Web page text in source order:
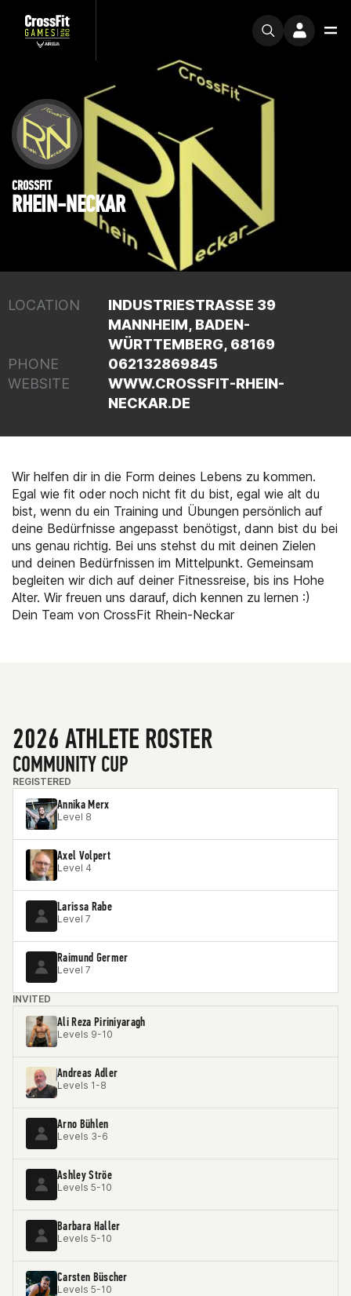
CROSSFIT
RHEIN-NECKAR
LOCATION
INDUSTRIESTRASSE 39
MANNHEIM, BADEN-
WÜRTTEMBERG, 68169
PHONE
062132869845
WEBSITE
WWW.CROSSFIT-RHEIN-
NECKAR.DE
Wir helfen dir in die Form deines Lebens zu kommen.
Egal wie fit oder noch nicht fit du bist, egal wie alt du
bist, wenn du ein Training und Übungen persönlich auf
deine Bedürfnisse angepasst benötigst, dann bist du bei
uns genau richtig. Bei uns stehst du mit deinen Zielen
und deinen Bedürfnissen im Mittelpunkt. Gemeinsam
begleiten wir dich auf deiner Fitnessreise, bis ins Hohe
Alter. Wir freuen uns darauf, dich kennen zu lernen :)
Dein Team von CrossFit Rhein-Neckar
2026 ATHLETE ROSTER
COMMUNITY CUP
REGISTERED
Annika Merx
Level 8
Axel Volpert
Level 4
Larissa Rabe
Level 7
Raimund Germer
Level 7
INVITED
Ali Reza Piriniyaragh
Levels 9-10
Andreas Adler
Levels 1-8
Arno Bühlen
Levels 3-6
Ashley Ströe
Levels 5-10
Barbara Haller
Levels 5-10
Carsten Büscher
Levels 5-10